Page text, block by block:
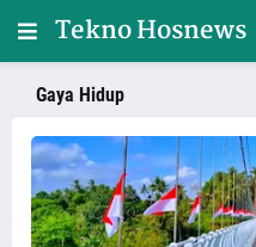
Tekno Hosnews
Gaya Hidup